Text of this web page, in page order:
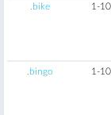
.bike 1-
.bingo 1-